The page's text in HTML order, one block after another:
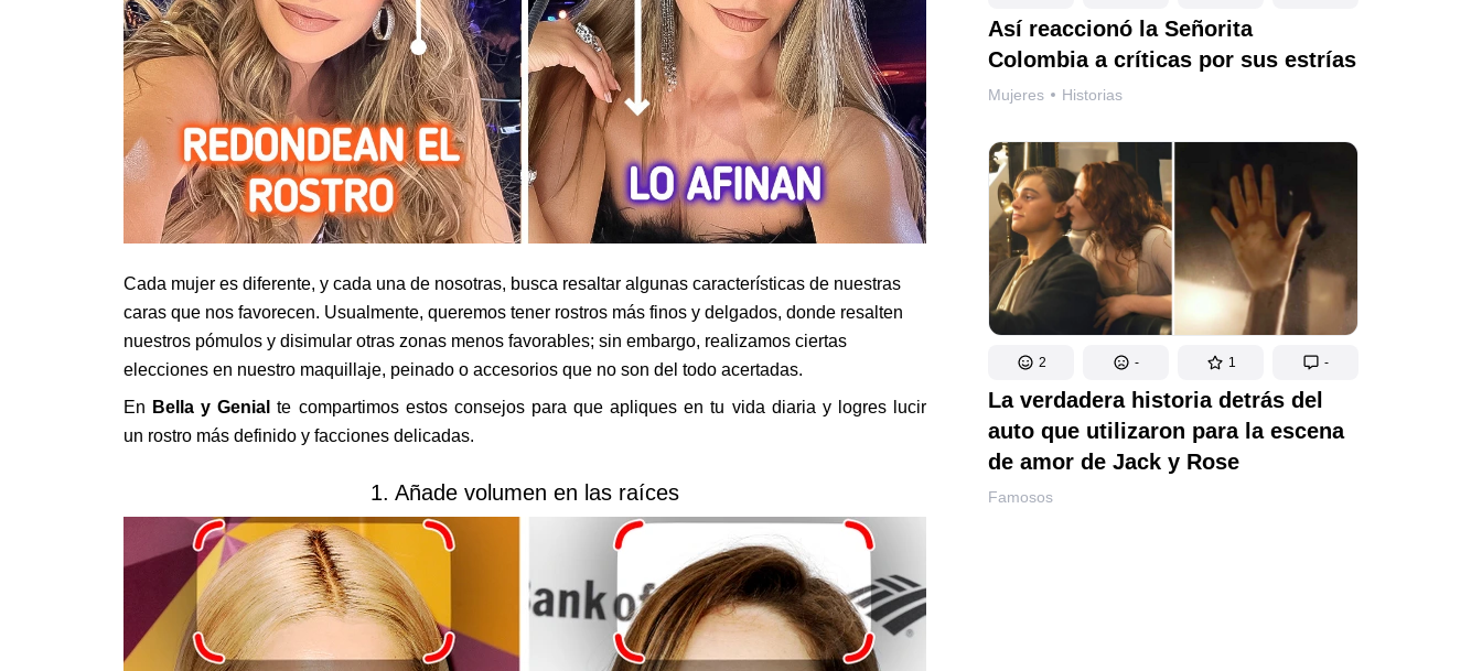
Así reaccionó la Señorita
Colombia a críticas por sus estrías
Mujeres Historias
2 - 1 -
La verdadera historia detrás del
auto que utilizaron para la escena
de amor de Jack y Rose
Famosos
Cada mujer es diferente, y cada una de nosotras, busca resaltar algunas características de nuestras
caras que nos favorecen. Usualmente, queremos tener rostros más finos y delgados, donde resalten
nuestros pómulos y disimular otras zonas menos favorables; sin embargo, realizamos ciertas
elecciones en nuestro maquillaje, peinado o accesorios que no son del todo acertadas.
En Bella y Genial te compartimos estos consejos para que apliques en tu vida diaria y logres lucir
un rostro más definido y facciones delicadas.
1. Añade volumen en las raíces